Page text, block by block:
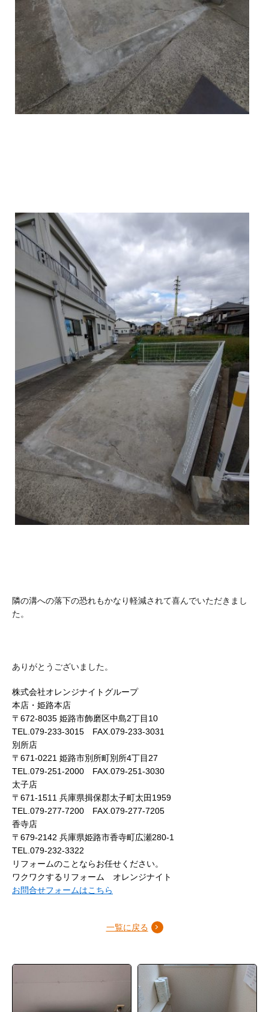
隣の溝への落下の恐れもかなり軽減されて喜んでいただきまし
た。
ありがとうございました。
株式会社オレンジナイトグループ
本店・姫路本店
〒672-8035 姫路市飾磨区中島2丁目10
TEL.079-233-3015 FAX.079-233-3031
別所店
〒671-0221 姫路市別所町別所4丁目27
TEL.079-251-2000 FAX.079-251-3030
太子店
〒671-1511 兵庫県揖保郡太子町太田1959
TEL.079-277-7200 FAX.079-277-7205
香寺店
〒679-2142 兵庫県姫路市香寺町広瀬280-1
TEL.079-232-3322
リフォームのことならお任せください。
ワクワクするリフォーム オレンジナイト
お問合せフォームはこちら
一覧に戻る